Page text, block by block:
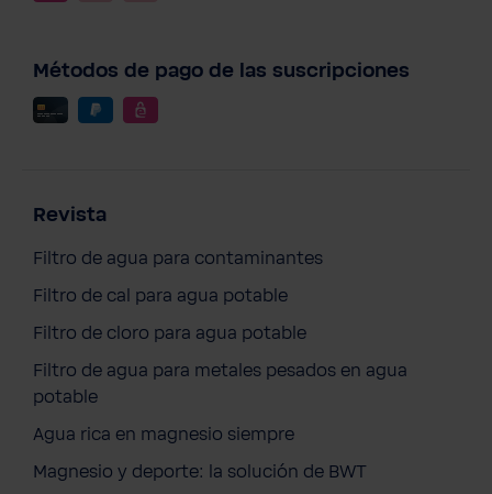
Métodos de pago de las suscripciones
Revista
Filtro de agua para contaminantes
Filtro de cal para agua potable
Filtro de cloro para agua potable
Filtro de agua para metales pesados en agua
potable
Agua rica en magnesio siempre
Magnesio y deporte: la solución de BWT